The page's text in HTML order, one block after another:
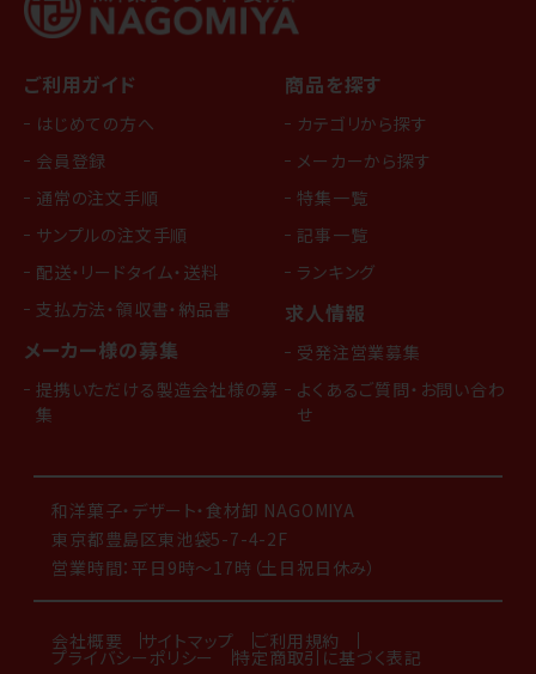
ご利用ガイド
はじめての方へ
会員登録
通常の注文手順
サンプルの注文手順
配送・リードタイム・送料
支払方法・領収書・納品書
メーカー様の募集
提携いただける製造会社様の募
集
商品を探す
カテゴリから探す
メーカーから探す
特集一覧
記事一覧
ランキング
求人情報
受発注営業募集
よくあるご質問・お問い合わ
せ
和洋菓子・デザート・食材卸 NAGOMIYA
東京都豊島区東池袋5-7-4-2F
営業時間：平日9時～17時（土日祝日休み）
会社概要 サイトマップ ご利用規約
プライバシーポリシー 特定商取引に基づく表記